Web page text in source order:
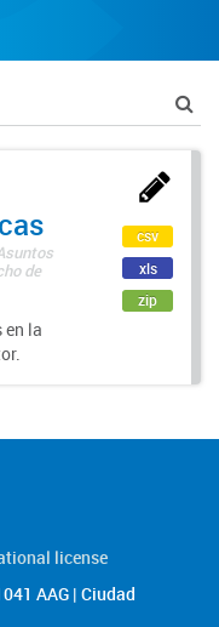
de
en la
csv
xls
zip
license
AAG | Ciudad